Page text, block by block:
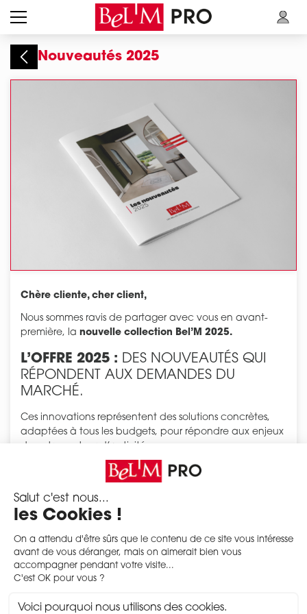
Skip to main content
Nouveautés 2025
Chère cliente, cher client,
Nous sommes ravis de partager avec vous en avant-
première, la nouvelle collection Bel’M 2025.
L’OFFRE 2025 : DES NOUVEAUTÉS QUI
RÉPONDENT AUX DEMANDES DU
MARCHÉ.
Ces innovations représentent des solutions concrètes,
adaptées à tous les budgets, pour répondre aux enjeux
DÉCOUVREZ LES NOUVEAUTÉS 2025 EN VOUS
CONNECTANT !
Excellente journée,
L’équipe Bel’M